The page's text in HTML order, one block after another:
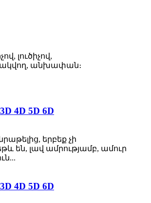
լուծիչով,
անխափան։
4D 5D 6D
երբեք չի
են, լավ ամրությամբ, ամուր
4D 5D 6D